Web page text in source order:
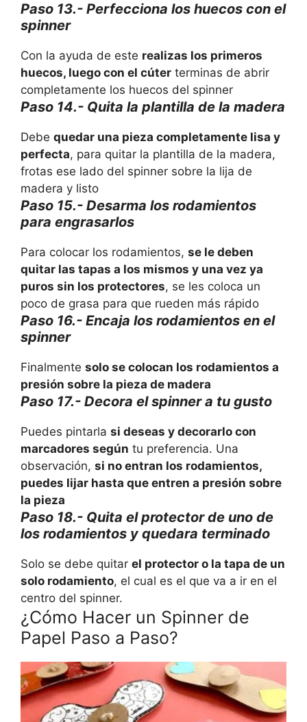
Paso 13.- Perfecciona los huecos con el
spinner
Con la ayuda de este realizas los primeros
huecos, luego con el cúter terminas de abrir
completamente los huecos del spinner
Paso 14.- Quita la plantilla de la madera
Debe quedar una pieza completamente lisa y
perfecta, para quitar la plantilla de la madera,
frotas ese lado del spinner sobre la lija de
madera y listo
Paso 15.- Desarma los rodamientos
para engrasarlos
Para colocar los rodamientos, se le deben
quitar las tapas a los mismos y una vez ya
puros sin los protectores, se les coloca un
poco de grasa para que rueden más rápido
Paso 16.- Encaja los rodamientos en el
spinner
Finalmente solo se colocan los rodamientos a
presión sobre la pieza de madera
Paso 17.- Decora el spinner a tu gusto
Puedes pintarla si deseas y decorarlo con
marcadores según tu preferencia. Una
observación, si no entran los rodamientos,
puedes lijar hasta que entren a presión sobre
la pieza
Paso 18.- Quita el protector de uno de
los rodamientos y quedara terminado
Solo se debe quitar el protector o la tapa de un
solo rodamiento, el cual es el que va a ir en el
centro del spinner.
¿Cómo Hacer un Spinner de
Papel Paso a Paso?